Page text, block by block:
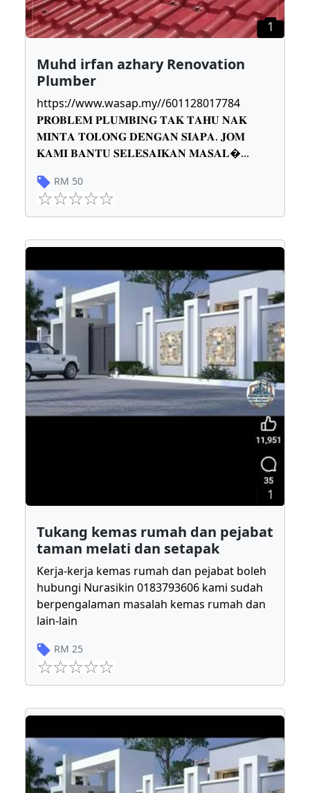
1
Muhd irfan azhary Renovation
Plumber
https://www.wasap.my//601128017784
𝐏𝐑𝐎𝐁𝐋𝐄𝐌 𝐏𝐋𝐔𝐌𝐁𝐈𝐍𝐆 𝐓𝐀𝐊 𝐓𝐀𝐇𝐔 𝐍𝐀𝐊
𝐌𝐈𝐍𝐓𝐀 𝐓𝐎𝐋𝐎𝐍𝐆 𝐃𝐄𝐍𝐆𝐀𝐍 𝐒𝐈𝐀𝐏𝐀. 𝐉𝐎𝐌
𝐊𝐀𝐌𝐈 𝐁𝐀𝐍𝐓𝐔 𝐒𝐄𝐋𝐄𝐒𝐀𝐈𝐊𝐀𝐍 𝐌𝐀𝐒𝐀𝐋...
RM 50
1
Tukang kemas rumah dan pejabat
taman melati dan setapak
Kerja-kerja kemas rumah dan pejabat boleh
hubungi Nurasikin 0183793606 kami sudah
berpengalaman masalah kemas rumah dan
lain-lain
RM 25